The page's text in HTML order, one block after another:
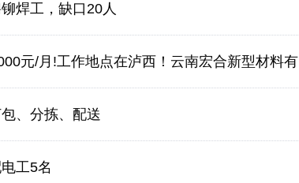
焊工，缺口20人
月!工作地点在泸西！云南宏合新型材料有限公司正在招聘
、分拣、配送
工5名